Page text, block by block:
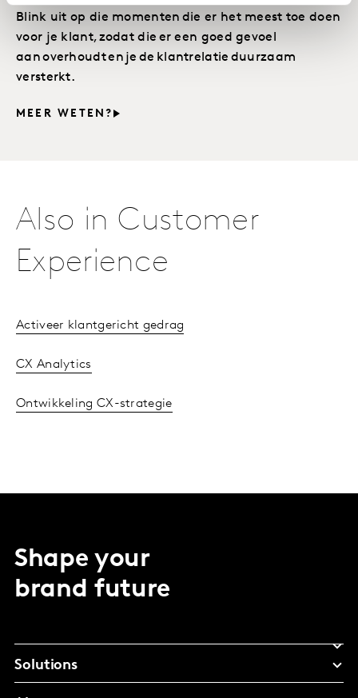
Blink uit op die momenten die er het meest toe doen
voor je klant, zodat die er een goed gevoel
aan overhoudt en je de klantrelatie duurzaam
versterkt.
MEER WETEN?
Also in Customer
Experience
Activeer klantgericht gedrag
CX Analytics
Ontwikkeling CX-strategie
Shape your
brand future
Solutions